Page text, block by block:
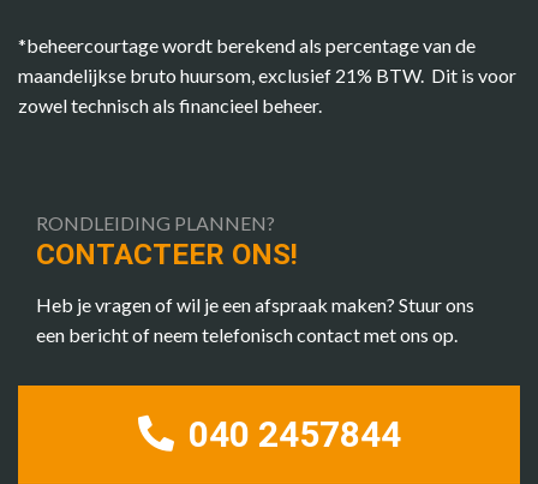
*beheercourtage wordt berekend als percentage van de
maandelijkse bruto huursom, exclusief 21% BTW. Dit is voor
zowel technisch als financieel beheer.
RONDLEIDING PLANNEN?
CONTACTEER ONS!
Heb je vragen of wil je een afspraak maken? Stuur ons
een bericht of neem telefonisch contact met ons op.
040 2457844